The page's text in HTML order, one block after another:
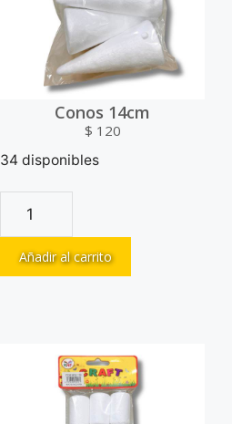
Conos 14cm
$ 120
34 disponibles
Añadir al carrito